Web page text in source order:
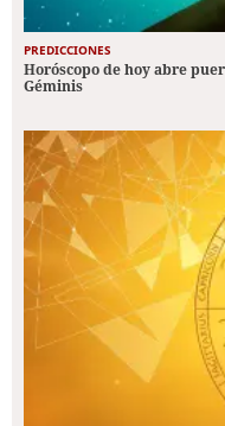
PREDICCIONES
Horóscopo de hoy abre
Géminis